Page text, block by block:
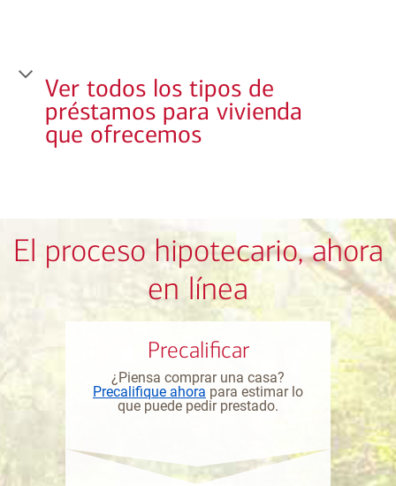
Ver todos los tipos de
préstamos para vivienda
que ofrecemos
El proceso hipotecario, ahora
en línea
Precalificar
¿Piensa comprar una casa?
Precalifique ahora para estimar lo
que puede pedir prestado.